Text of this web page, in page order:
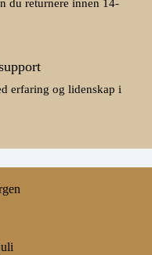
du returnere innen 14-
erfaring og lidenskap i